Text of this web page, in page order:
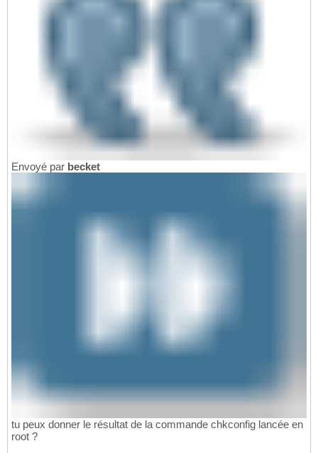
Envoyé par becket
tu peux donner le résultat de la commande chkconfig lancée en
root ?